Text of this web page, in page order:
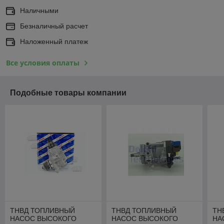
Наличными
Безналичный расчет
Наложенный платеж
Все условия оплаты
Подобные товары компании
ТНВД ТОПЛИВНЫЙ
НАСОС ВЫСОКОГО
ТНВД ТОПЛИВНЫЙ
НАСОС ВЫСОКОГО